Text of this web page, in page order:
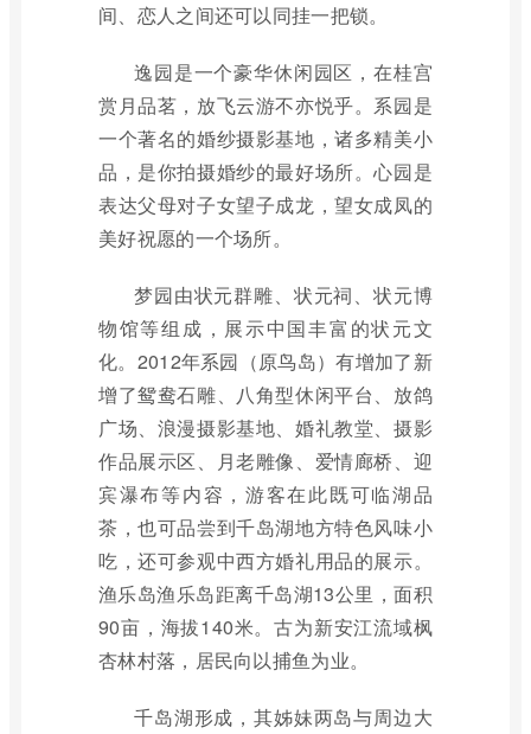
间、恋人之间还可以同挂一把锁。
逸园是一个豪华休闲园区，在桂宫
赏月品茗，放飞云游不亦悦乎。系园是
一个著名的婚纱摄影基地，诸多精美小
品，是你拍摄婚纱的最好场所。心园是
表达父母对子女望子成龙，望女成凤的
美好祝愿的一个场所。
梦园由状元群雕、状元祠、状元博
物馆等组成，展示中国丰富的状元文
化。2012年系园（原鸟岛）有增加了新
增了鸳鸯石雕、八角型休闲平台、放鸽
广场、浪漫摄影基地、婚礼教堂、摄影
作品展示区、月老雕像、爱情廊桥、迎
宾瀑布等内容，游客在此既可临湖品
茶，也可品尝到千岛湖地方特色风味小
吃，还可参观中西方婚礼用品的展示。
渔乐岛渔乐岛距离千岛湖13公里，面积
90亩，海拔140米。古为新安江流域枫
杏林村落，居民向以捕鱼为业。
千岛湖形成，其姊妹两岛与周边大